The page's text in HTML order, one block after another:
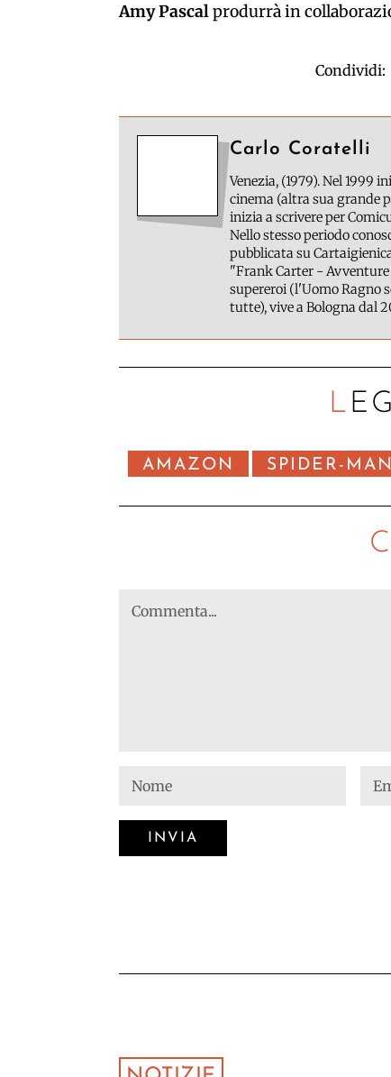
Amy Pascalprodurrà in
Condividi:
Carlo Coratelli
Venezia, (1979). Nel 1999
cinema (altra sua grande
inizia a scrivere per
Nello stesso periodo
pubblicata su
"Frank Carter - Avventure
supereroi (l'Uomo Ragno
tutte), vive a Bologna dal
AMAZON SPIDER-
C